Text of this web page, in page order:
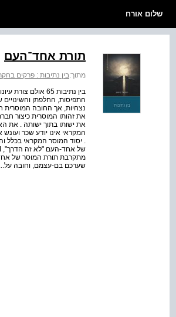
שלום אורח
תורת אחד־העם
מתוך:בין נתיבות : פרקים
בין נתיבות 65
התפיסות, החלפתן
נצחיות, אך החובה המוסרית
את זהותו המוסרית כיצור
את ישותו בתוך ישותה . את
המקראי אינו יודע שכר
. יסוד המוסר המקראי בכלל
שערכם בם-עצמם, וחובה על...